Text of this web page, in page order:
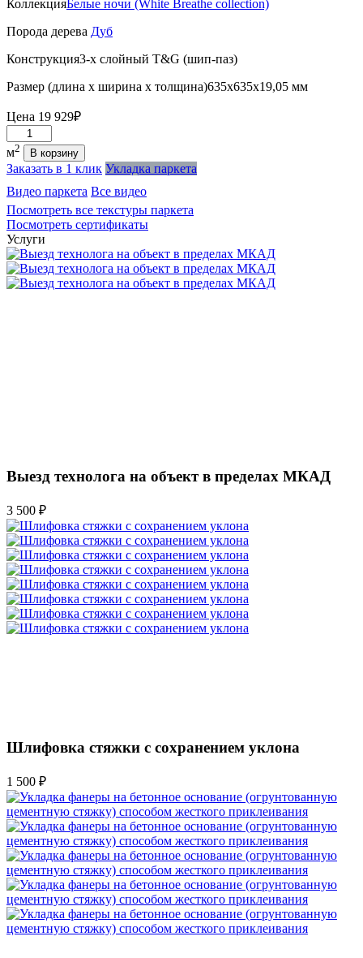
КоллекцияБелые ночи (White Breathe collection)
Порода дерева Дуб
Конструкция3-х слойный T&G (шип-паз)
Размер (длина х ширина х толщина)635х635х19,05 мм
Цена 19 929₽
Количество
м2 В корзину
Заказать в 1 клик Укладка паркета
Видео паркета Все видео
Посмотреть все текстуры паркета
Посмотреть сертификаты
Услуги
Выезд технолога на объект в пределах МКАД
3 500 ₽
Шлифовка стяжки с сохранением уклона
1 500 ₽